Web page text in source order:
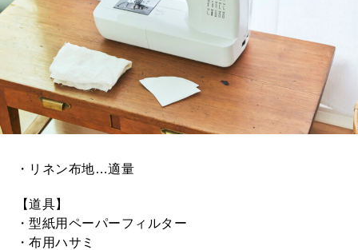
・リネン布地…適量
【道具】
・型紙用ペーパーフィルター
・布用ハサミ